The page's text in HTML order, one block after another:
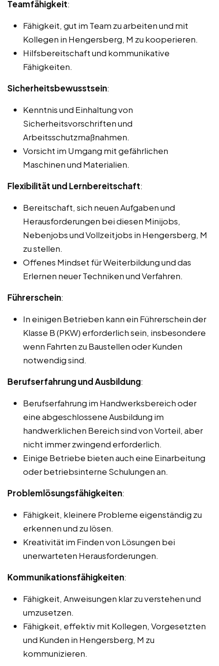
Teamfähigkeit:
Fähigkeit, gut im Team zu arbeiten und mit
Kollegen in Hengersberg, M zu kooperieren.
Hilfsbereitschaft und kommunikative
Fähigkeiten.
Sicherheitsbewusstsein:
Kenntnis und Einhaltung von
Sicherheitsvorschriften und
Arbeitsschutzmaßnahmen.
Vorsicht im Umgang mit gefährlichen
Maschinen und Materialien.
Flexibilität und Lernbereitschaft:
Bereitschaft, sich neuen Aufgaben und
Herausforderungen bei diesen Minijobs,
Nebenjobs und Vollzeitjobs in Hengersberg, M
zu stellen.
Offenes Mindset für Weiterbildung und das
Erlernen neuer Techniken und Verfahren.
Führerschein:
In einigen Betrieben kann ein Führerschein der
Klasse B (PKW) erforderlich sein, insbesondere
wenn Fahrten zu Baustellen oder Kunden
notwendig sind.
Berufserfahrung und Ausbildung:
Berufserfahrung im Handwerksbereich oder
eine abgeschlossene Ausbildung im
handwerklichen Bereich sind von Vorteil, aber
nicht immer zwingend erforderlich.
Einige Betriebe bieten auch eine Einarbeitung
oder betriebsinterne Schulungen an.
Problemlösungsfähigkeiten:
Fähigkeit, kleinere Probleme eigenständig zu
erkennen und zu lösen.
Kreativität im Finden von Lösungen bei
unerwarteten Herausforderungen.
Kommunikationsfähigkeiten:
Fähigkeit, Anweisungen klar zu verstehen und
umzusetzen.
Fähigkeit, effektiv mit Kollegen, Vorgesetzten
und Kunden in Hengersberg, M zu
kommunizieren.